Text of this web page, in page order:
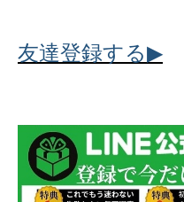
友達登録する▶